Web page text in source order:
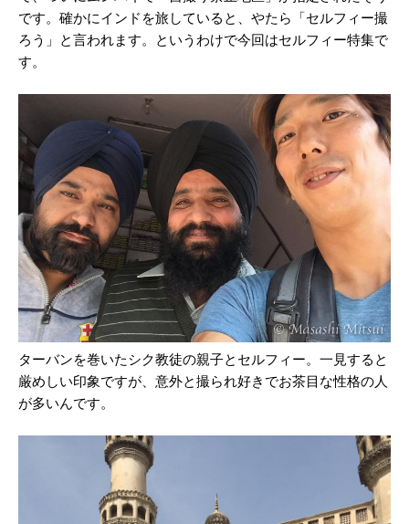
です。確かにインドを旅していると、やたら「セルフィー撮
ろう」と言われます。というわけで今回はセルフィー特集で
す。
ターバンを巻いたシク教徒の親子とセルフィー。一見すると
厳めしい印象ですが、意外と撮られ好きでお茶目な性格の人
が多いんです。